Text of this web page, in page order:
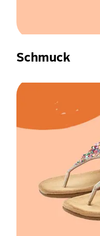
Schmuck